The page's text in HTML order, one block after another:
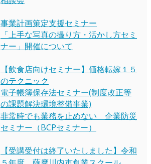
事業計画策定支援セミナー
「上手な写真の撮り方・活かし方セミ
ナー」開催について
【飲食店向けセミナー】価格転嫁１５
のテクニック
電子帳簿保存法セミナー(制度改正等
の課題解決環境整備事業)
非常時でも業務を止めない 企業防災
セミナー（BCPセミナー）
【受講受付は終了いたしました】令和